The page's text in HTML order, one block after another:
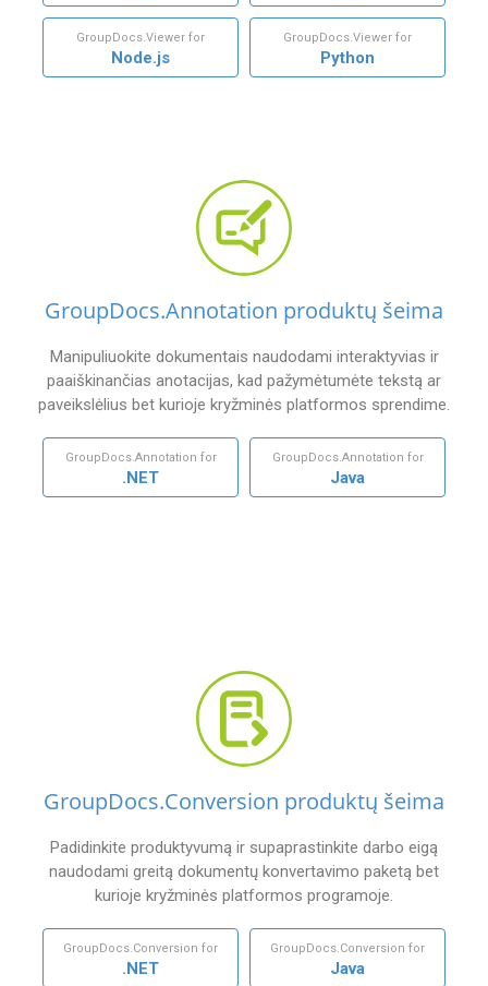
GroupDocs.Viewer for
Node.js
GroupDocs.Viewer for
Python
GroupDocs.Annotation produktų šeima
Manipuliuokite dokumentais naudodami interaktyvias ir
paaiškinančias anotacijas, kad pažymėtumėte tekstą ar
paveikslėlius bet kurioje kryžminės platformos sprendime.
GroupDocs.Annotation for
.NET
GroupDocs.Annotation for
Java
GroupDocs.Conversion produktų šeima
Padidinkite produktyvumą ir supaprastinkite darbo eigą
naudodami greitą dokumentų konvertavimo paketą bet
kurioje kryžminės platformos programoje.
GroupDocs.Conversion for
.NET
GroupDocs.Conversion for
Java